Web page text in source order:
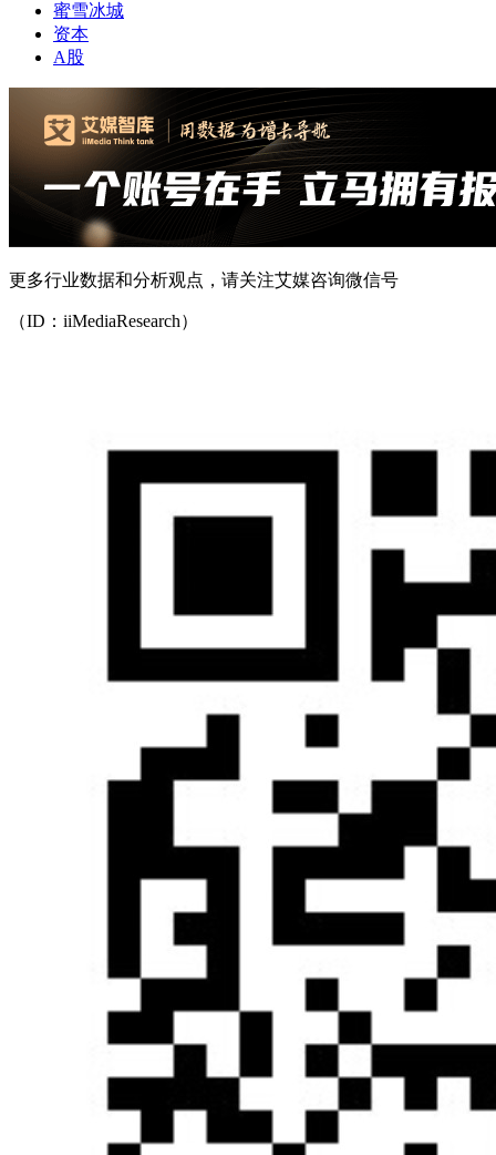
蜜雪冰城
资本
A股
更多行业数据和分析观点，请关注艾媒咨询微信号
（ID：iiMediaResearch）